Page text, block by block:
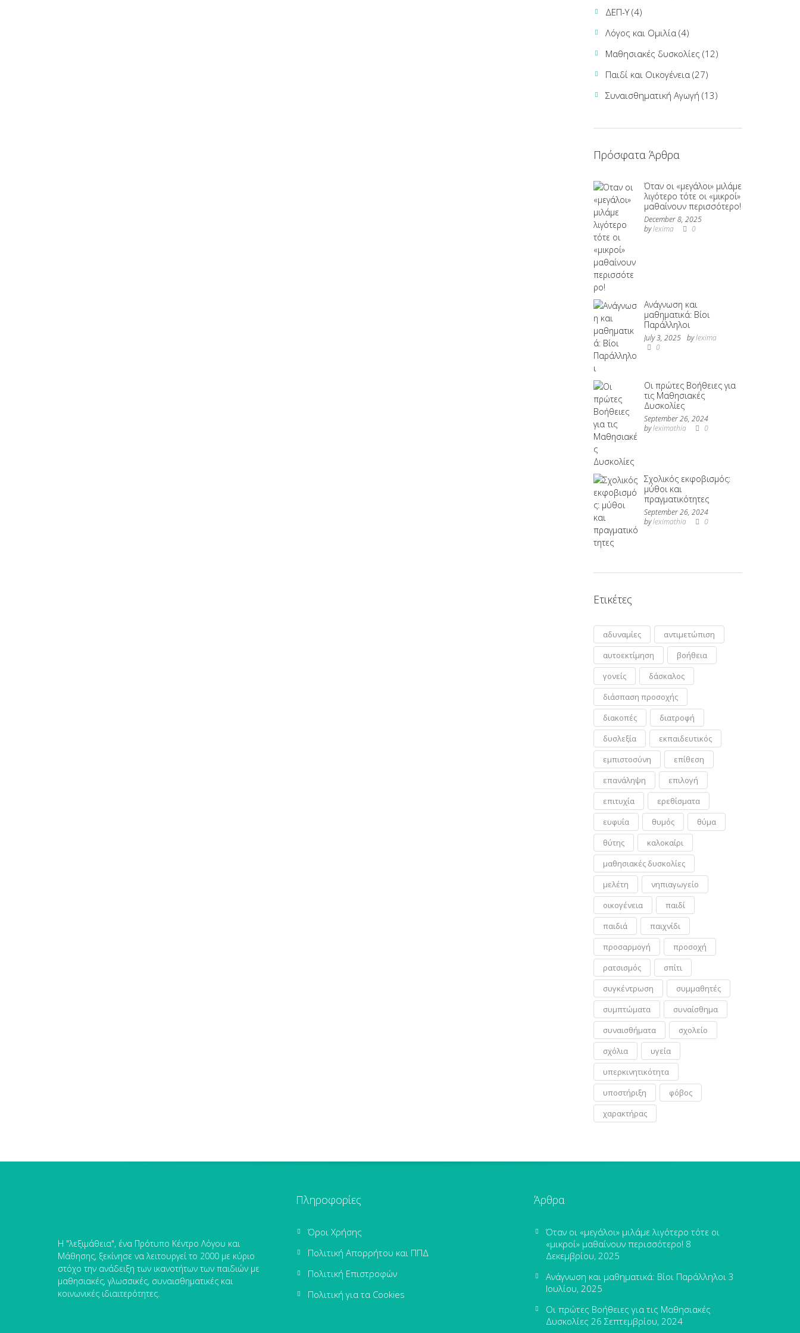
ΔΕΠ-Υ(4)
Λόγος και Ομιλία (4)
Μαθησιακές δυσκολίες (12)
Παιδί και Οικογένεια (27)
Συναισθηματική Αγωγή (13)
Πρόσφατα Άρθρα
Όταν οι «μεγάλοι» μιλάμε
λιγότερο τότε οι «μικροί»
μαθαίνουν περισσότερο!
December 8, 2025
bylexima 0
Ανάγνωση και
μαθηματικά: Βίοι
Παράλληλοι
July 3, 2025 bylexima
0
Οι πρώτες Βοήθειες για
τις Μαθησιακές
Δυσκολίες
September 26, 2024
byleximathia 0
Σχολικός εκφοβισμός:
μύθοι και
πραγματικότητες
September 26, 2024
byleximathia 0
Ετικέτες
αδυναμίες
αντιμετώπιση
αυτοεκτίμηση
βοήθεια
γονείς
δάσκαλος
διάσπαση προσοχής
διακοπές
διατροφή
δυσλεξία
εκπαιδευτικός
εμπιστοσύνη
επίθεση
επανάληψη
επιλογή
επιτυχία
ερεθίσματα
ευφυΐα
θυμός
θύμα
θύτης
καλοκαίρι
μαθησιακές δυσκολίες
μελέτη
νηπιαγωγείο
οικογένεια
παιδί
παιδιά
παιχνίδι
προσαρμογή
προσοχή
ρατσισμός
σπίτι
συγκέντρωση
συμμαθητές
συμπτώματα
συναίσθημα
συναισθήματα
σχολείο
σχόλια
υγεία
υπερκινητικότητα
υποστήριξη
φόβος
χαρακτήρας
Η "λεξιμάθεια", ένα Πρότυπο Κέντρο Λόγου και
Μάθησης, ξεκίνησε να λειτουργεί το 2000 με κύριο
στόχο την ανάδειξη των ικανοτήτων των παιδιών με
μαθησιακές, γλωσσικές, συναισθηματικές και
κοινωνικές ιδιαιτερότητες.
Πληροφορίες
Όροι Χρήσης
Πολιτική Απορρήτου και ΠΠΔ
Πολιτική Επιστροφών
Πολιτική για τα Cookies
Άρθρα
Όταν οι «μεγάλοι» μιλάμε λιγότερο τότε οι
«μικροί» μαθαίνουν περισσότερο! 8
Δεκεμβρίου, 2025
Ανάγνωση και μαθηματικά: Βίοι Παράλληλοι 3
Ιουλίου, 2025
Οι πρώτες Βοήθειες για τις Μαθησιακές
Δυσκολίες 26 Σεπτεμβρίου, 2024